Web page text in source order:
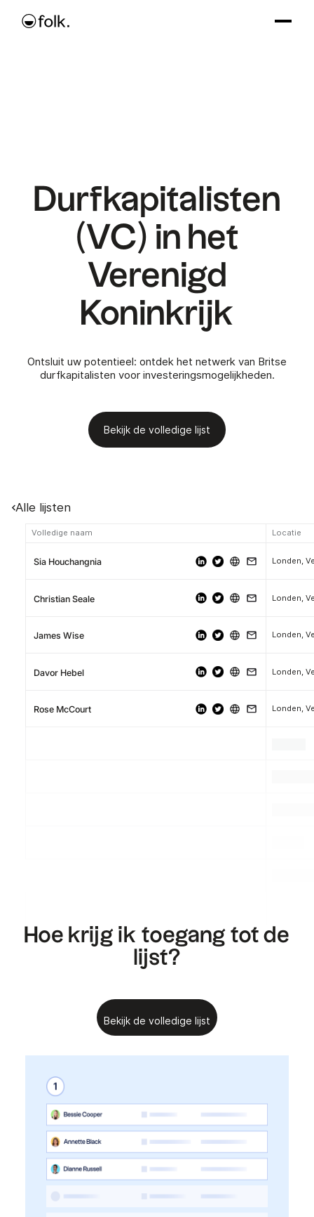
Durfkapitalisten
(VC) in het
Verenigd
Koninkrijk
Ontsluit uw potentieel: ontdek het netwerk van Britse
durfkapitalisten voor investeringsmogelijkheden.
Bekijk de volledige lijst
Alle lijsten
Volledige naam Locatie
Sia Houchangnia Londen,
Christian Seale Londen,
James Wise Londen,
Davor Hebel Londen,
Rose McCourt Londen,
Hoe krijg ik toegang tot de
lijst?
Bekijk de volledige lijst